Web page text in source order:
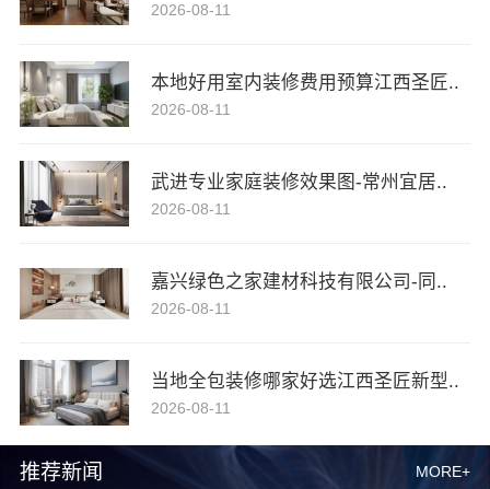
推荐新闻 MORE+
2026-08-11
本地好用室内装修费用预算江西圣匠..
2026-08-11
武进专业家庭装修效果图-常州宜居..
2026-08-11
嘉兴绿色之家建材科技有限公司-同..
2026-08-11
当地全包装修哪家好选江西圣匠新型..
2026-08-11